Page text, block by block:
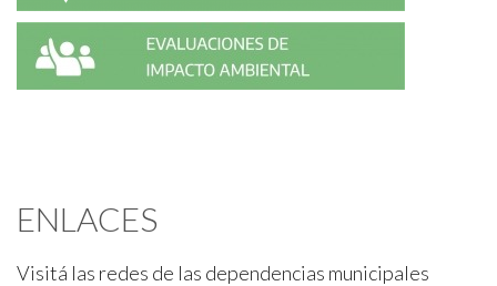
ENLACES
Visitá las redes de las dependencias municipales